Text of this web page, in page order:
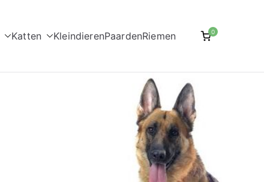
Katten KleindierenPaardenRiemen 0